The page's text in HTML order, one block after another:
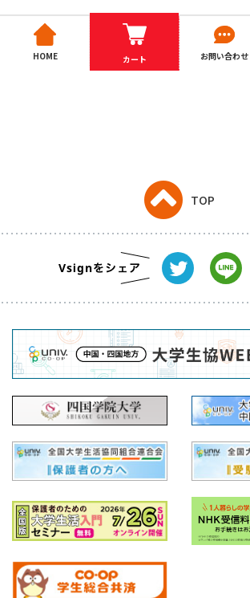
HOME カート お問い合わせ
TOP